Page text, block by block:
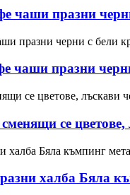
чаши празни
чаши празни
се
халба Бяла